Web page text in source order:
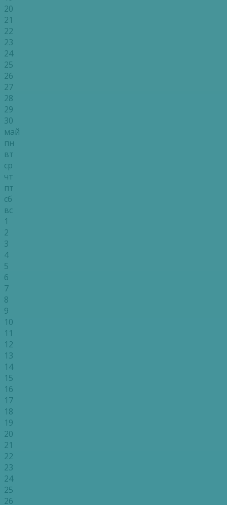
20
21
22
23
24
25
26
27
28
29
30
май
пн
вт
ср
чт
пт
сб
вс
1
2
3
4
5
6
7
8
9
10
11
12
13
14
15
16
17
18
19
20
21
22
23
24
25
26